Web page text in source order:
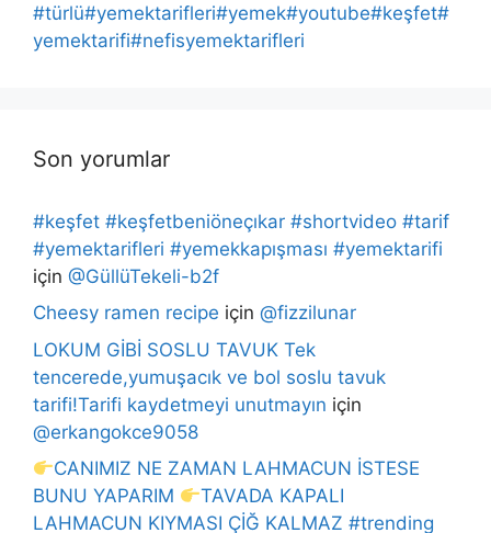
#türlü#yemektarifleri#yemek#youtube#keşfet#
yemektarifi#nefisyemektarifleri
Son yorumlar
#keşfet #keşfetbeniöneçıkar #shortvideo #tarif
#yemektarifleri #yemekkapışması #yemektarifi
için @GüllüTekeli-b2f
Cheesy ramen recipe için @fizzilunar
LOKUM GİBİ SOSLU TAVUK Tek
tencerede,yumuşacık ve bol soslu tavuk
tarifi!Tarifi kaydetmeyi unutmayın için
@erkangokce9058
CANIMIZ NE ZAMAN LAHMACUN İSTESE
BUNU YAPARIM
TAVADA KAPALI
LAHMACUN KIYMASI ÇİĞ KALMAZ #trending